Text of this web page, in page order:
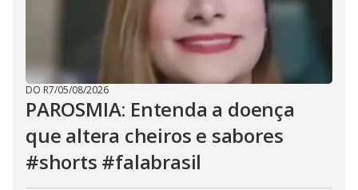
DO R7/05/08/2026
PAROSMIA: Entenda a doença
que altera cheiros e sabores
#shorts #falabrasil